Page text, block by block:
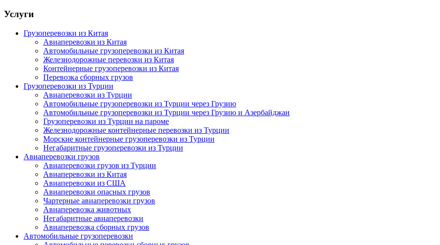
Услуги
Грузоперевозки из Китая
Авиаперевозки из Китая
Автомобильные грузоперевозки из Китая
Железнодорожные перевозки из Китая
Контейнерные грузоперевозки из Китая
Перевозка сборных грузов
Грузоперевозки из Турции
Авиаперевозки из Турции
Автомобильные грузоперевозки из Турции через Грузию
Автомобильные грузоперевозки из Турции через Грузию и Азербайджан
Грузоперевозки из Турции на пароме
Железнодорожные контейнерные перевозки из Турции
Морские контейнерные грузоперевозки из Турции
Негабаритные грузоперевозки из Турции
Авиаперевозки грузов
Авиаперевозки грузов из Турции
Авиаперевозки из Китая
Авиаперевозки из США
Авиаперевозки опасных грузов
Чартерные авиаперевозки грузов
Авиаперевозка животных
Негабаритные авиаперевозки
Авиаперевозка сборных грузов
Автомобильные грузоперевозки